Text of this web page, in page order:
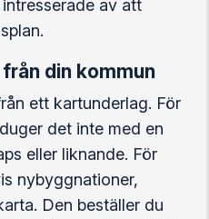
av att
din kommun
ett kartunderlag. För
det inte med en
eller liknande. För
nybyggnationer,
Den beställer du